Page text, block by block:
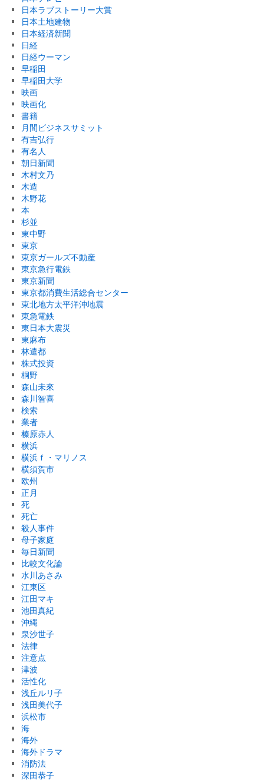
日本ラブストーリー大賞
日本土地建物
日本経済新聞
日経
日経ウーマン
早稲田
早稲田大学
映画
映画化
書籍
月間ビジネスサミット
有吉弘行
有名人
朝日新聞
木村文乃
木造
木野花
本
杉並
東中野
東京
東京ガールズ不動産
東京急行電鉄
東京新聞
東京都消費生活総合センター
東北地方太平洋沖地震
東急電鉄
東日本大震災
東麻布
林遣都
株式投資
桐野
森山未來
森川智喜
検索
業者
榛原赤人
横浜
横浜ｆ・マリノス
横須賀市
欧州
正月
死
死亡
殺人事件
母子家庭
毎日新聞
比較文化論
水川あさみ
江東区
江田マキ
池田真紀
沖縄
泉沙世子
法律
注意点
津波
活性化
浅丘ルリ子
浅田美代子
浜松市
海
海外
海外ドラマ
消防法
深田恭子